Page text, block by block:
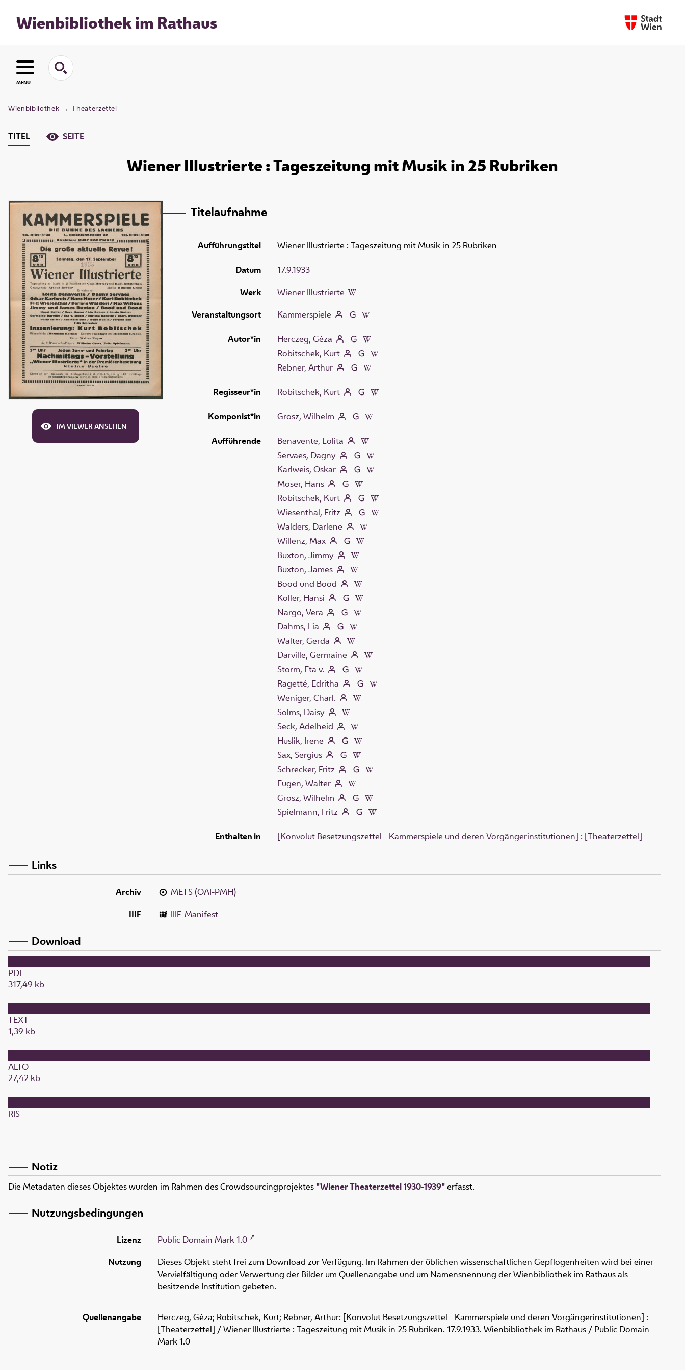
Wienbibliothek im Rathaus
MENU
Wienbibliothek → Theaterzettel
TITEL SEITE
Wiener Illustrierte : Tageszeitung mit Musik in 25 Rubriken
IM VIEWER ANSEHEN
Titelaufnahme
Enthalten in [Konvolut Besetzungszettel - Kammerspiele und deren Vorgängerinstitutionen] : [Theaterzettel]
Aufführungstitel Wiener Illustrierte : Tageszeitung mit Musik in 25 Rubriken
Autor*in
Herczeg, Géza
Robitschek, Kurt
Rebner, Arthur
Regisseur*in Robitschek, Kurt
Komponist*in Grosz, Wilhelm
Veranstaltungsort Kammerspiele
Aufführende
Benavente, Lolita
Servaes, Dagny
Karlweis, Oskar
Moser, Hans
Robitschek, Kurt
Wiesenthal, Fritz
Walders, Darlene
Willenz, Max
Buxton, Jimmy
Buxton, James
Bood und Bood
Koller, Hansi
Nargo, Vera
Dahms, Lia
Walter, Gerda
Darville, Germaine
Storm, Eta v.
Ragetté, Edritha
Weniger, Charl.
Solms, Daisy
Seck, Adelheid
Huslik, Irene
Sax, Sergius
Schrecker, Fritz
Eugen, Walter
Grosz, Wilhelm
Spielmann, Fritz
Datum
17.9.1933
Werk
Wiener Illustrierte
Links
Archiv
METS (OAI-PMH)
IIIF
IIIF-Manifest
Download
PDF
317,49 kb
TEXT
1,39 kb
ALTO
27,42 kb
RIS
Notiz
Die Metadaten dieses Objektes wurden im Rahmen des Crowdsourcingprojektes "Wiener Theaterzettel 1930-1939"erfasst.
Nutzungsbedingungen
Lizenz
Public Domain Mark 1.0
Nutzung
Dieses Objekt steht frei zum Download zur Verfügung. Im Rahmen der üblichen wissenschaftlichen Gepflogenheiten wird bei einer
Vervielfältigung oder Verwertung der Bilder um Quellenangabe und um Namensnennung der Wienbibliothek im Rathaus als
besitzende Institution gebeten.
Quellenangabe
Herczeg, Géza; Robitschek, Kurt; Rebner, Arthur: [Konvolut Besetzungszettel - Kammerspiele und deren Vorgängerinstitutionen] :
[Theaterzettel] / Wiener Illustrierte : Tageszeitung mit Musik in 25 Rubriken. 17.9.1933. Wienbibliothek im Rathaus / Public Domain
Mark 1.0